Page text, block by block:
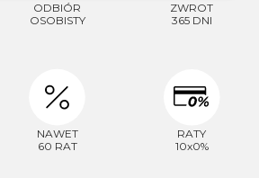
ODBIÓR
OSOBISTY
ZWROT
365 DNI
NAWET
60 RAT
RATY
10x0%